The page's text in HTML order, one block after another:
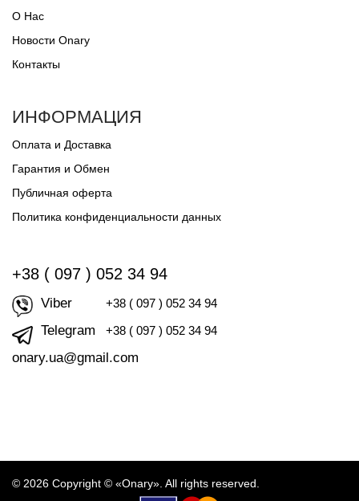
О Нас
Новости Onary
Контакты
ИНФОРМАЦИЯ
Оплата и Доставка
Гарантия и Обмен
Публичная оферта
Политика конфиденциальности данных
+38 ( 097 ) 052 34 94
Viber +38 ( 097 ) 052 34 94
Telegram +38 ( 097 ) 052 34 94
onary.ua@gmail.com
© 2026 Copyright © «Onary». All rights reserved.